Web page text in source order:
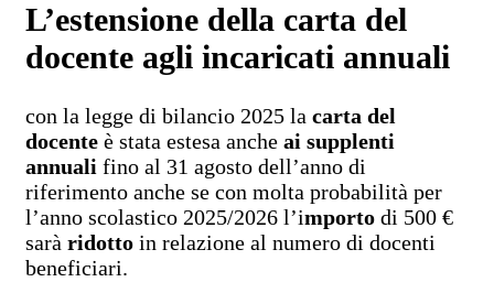
L’estensione della carta del
docente agli incaricati annuali
con la legge di bilancio 2025 la carta del
docente è stata estesa anche ai supplenti
annuali fino al 31 agosto dell’anno di
riferimento anche se con molta probabilità per
l’anno scolastico 2025/2026 l’importo di 500 €
sarà ridotto in relazione al numero di docenti
beneficiari.